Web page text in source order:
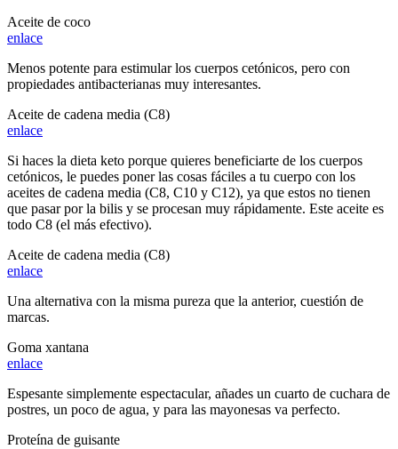
Aceite de coco
enlace
Menos potente para estimular los cuerpos cetónicos, pero con
propiedades antibacterianas muy interesantes.
Aceite de cadena media (C8)
enlace
Si haces la dieta keto porque quieres beneficiarte de los cuerpos
cetónicos, le puedes poner las cosas fáciles a tu cuerpo con los
aceites de cadena media (C8, C10 y C12), ya que estos no tienen
que pasar por la bilis y se procesan muy rápidamente. Este aceite es
todo C8 (el más efectivo).
Aceite de cadena media (C8)
enlace
Una alternativa con la misma pureza que la anterior, cuestión de
marcas.
Goma xantana
enlace
Espesante simplemente espectacular, añades un cuarto de cuchara de
postres, un poco de agua, y para las mayonesas va perfecto.
Proteína de guisante